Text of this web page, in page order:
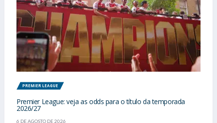
PREMIER LEAGUE
Premier League: veja as odds para o título da temporada
2026/27
6 DE AGOSTO DE 2026